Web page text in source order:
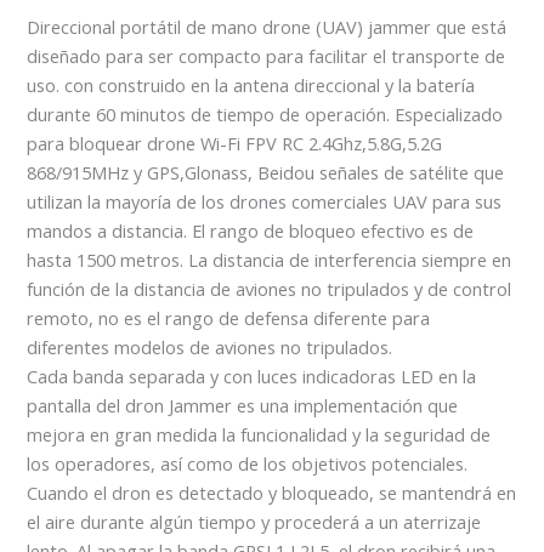
Direccional portátil de mano drone (UAV) jammer que está
diseñado para ser compacto para facilitar el transporte de
uso. con construido en la antena direccional y la batería
durante 60 minutos de tiempo de operación. Especializado
para bloquear drone Wi-Fi FPV RC 2.4Ghz,5.8G,5.2G
868/915MHz y GPS,Glonass, Beidou señales de satélite que
utilizan la mayoría de los drones comerciales UAV para sus
mandos a distancia. El rango de bloqueo efectivo es de
hasta 1500 metros. La distancia de interferencia siempre en
función de la distancia de aviones no tripulados y de control
remoto, no es el rango de defensa diferente para
diferentes modelos de aviones no tripulados.
Cada banda separada y con luces indicadoras LED en la
pantalla del dron Jammer es una implementación que
mejora en gran medida la funcionalidad y la seguridad de
los operadores, así como de los objetivos potenciales.
Cuando el dron es detectado y bloqueado, se mantendrá en
el aire durante algún tiempo y procederá a un aterrizaje